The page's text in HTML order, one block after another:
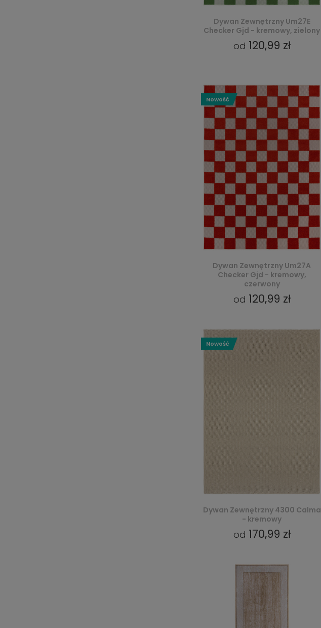
Dywan Zewnętrzny Um27E
Checker Gjd - kremowy, zielony
od 120,99 zł
Dywan Zewnętrzny Um27A
Checker Gjd - kremowy,
czerwony
od 120,99 zł
Nowość
Dywan Zewnętrzny 4300 Calma
- kremowy
od 170,99 zł
Nowość